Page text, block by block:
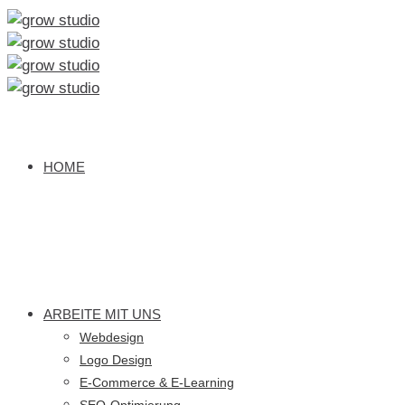
HOME
ARBEITE MIT UNS
Webdesign
Logo Design
E-Commerce & E-Learning